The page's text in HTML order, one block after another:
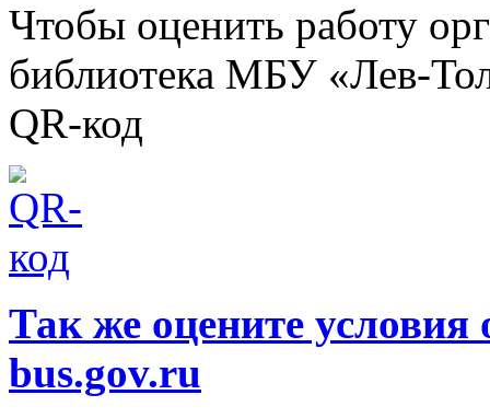
Чтобы оценить работу
библиотека МБУ «Лев-
QR-код
Так же оцените условия
bus.gov.ru